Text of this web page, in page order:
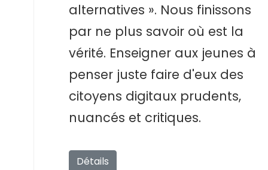
alternatives ». Nous finissons
par ne plus savoir où est la
vérité. Enseigner aux jeunes à
penser juste faire d'eux des
citoyens digitaux prudents,
nuancés et critiques.
Détails